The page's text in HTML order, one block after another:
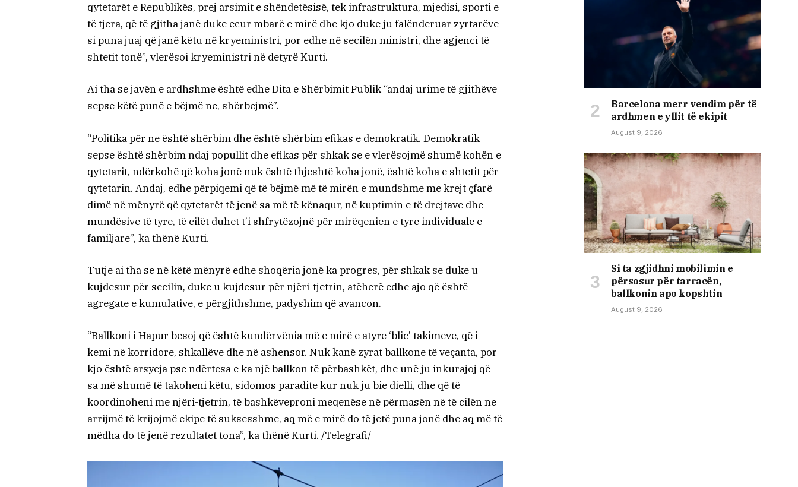
qytetarët e Republikës, prej arsimit e shëndetësisë, tek infrastruktura, mjedisi, sporti e
të tjera, që të gjitha janë duke ecur mbarë e mirë dhe kjo duke ju falënderuar zyrtarëve
si puna juaj që janë këtu në kryeministri, por edhe në secilën ministri, dhe agjenci të
shtetit tonë”, vlerësoi kryeministri në detyrë Kurti.
Ai tha se javën e ardhshme është edhe Dita e Shërbimit Publik “andaj urime të gjithëve
sepse këtë punë e bëjmë ne, shërbejmë”.
“Politika për ne është shërbim dhe është shërbim efikas e demokratik. Demokratik
sepse është shërbim ndaj popullit dhe efikas për shkak se e vlerësojmë shumë kohën e
qytetarit, ndërkohë që koha jonë nuk është thjeshtë koha jonë, është koha e shtetit për
qytetarin. Andaj, edhe përpiqemi që të bëjmë më të mirën e mundshme me krejt çfarë
dimë në mënyrë që qytetarët të jenë sa më të kënaqur, në kuptimin e të drejtave dhe
mundësive të tyre, të cilët duhet t’i shfrytëzojnë për mirëqenien e tyre individuale e
familjare”, ka thënë Kurti.
Tutje ai tha se në këtë mënyrë edhe shoqëria jonë ka progres, për shkak se duke u
kujdesur për secilin, duke u kujdesur për njëri-tjetrin, atëherë edhe ajo që është
agregate e kumulative, e përgjithshme, padyshim që avancon.
“Ballkoni i Hapur besoj që është kundërvënia më e mirë e atyre ‘blic’ takimeve, që i
kemi në korridore, shkallëve dhe në ashensor. Nuk kanë zyrat ballkone të veçanta, por
kjo është arsyeja pse ndërtesa e ka një ballkon të përbashkët, dhe unë ju inkurajoj që
sa më shumë të takoheni këtu, sidomos paradite kur nuk ju bie dielli, dhe që të
koordinoheni me njëri-tjetrin, të bashkëveproni meqenëse në përmasën në të cilën ne
arrijmë të krijojmë ekipe të suksesshme, aq më e mirë do të jetë puna jonë dhe aq më të
mëdha do të jenë rezultatet tona”, ka thënë Kurti. /Telegrafi/
Barcelona merr vendim për të
ardhmen e yllit të ekipit
August 9, 2026
Si ta zgjidhni mobilimin e
përsosur për tarracën,
ballkonin apo kopshtin
August 9, 2026